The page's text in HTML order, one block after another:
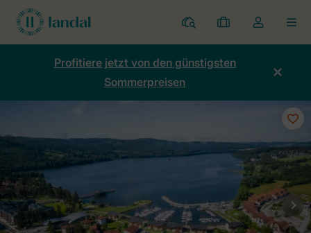
Ferienparks
Meine
Buchungen
Dropdown-
Menü
Kontos
Profitiere jetzt von den günstigsten
Sommerpreisen